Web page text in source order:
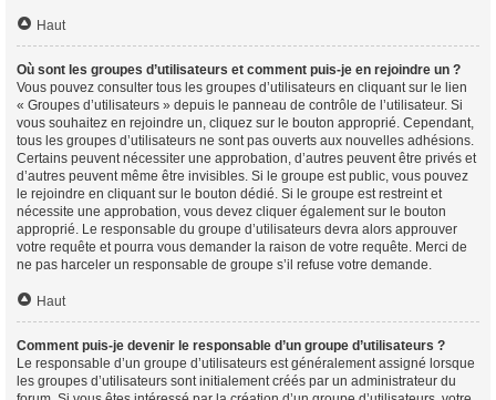
Haut
Où sont les groupes d’utilisateurs et comment puis-je en rejoindre un ?
Vous pouvez consulter tous les groupes d’utilisateurs en cliquant sur le lien
« Groupes d’utilisateurs » depuis le panneau de contrôle de l’utilisateur. Si
vous souhaitez en rejoindre un, cliquez sur le bouton approprié. Cependant,
tous les groupes d’utilisateurs ne sont pas ouverts aux nouvelles adhésions.
Certains peuvent nécessiter une approbation, d’autres peuvent être privés et
d’autres peuvent même être invisibles. Si le groupe est public, vous pouvez
le rejoindre en cliquant sur le bouton dédié. Si le groupe est restreint et
nécessite une approbation, vous devez cliquer également sur le bouton
approprié. Le responsable du groupe d’utilisateurs devra alors approuver
votre requête et pourra vous demander la raison de votre requête. Merci de
ne pas harceler un responsable de groupe s’il refuse votre demande.
Haut
Comment puis-je devenir le responsable d’un groupe d’utilisateurs ?
Le responsable d’un groupe d’utilisateurs est généralement assigné lorsque
les groupes d’utilisateurs sont initialement créés par un administrateur du